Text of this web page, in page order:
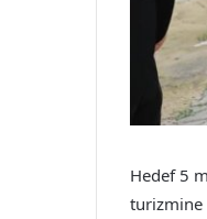
Hedef 5
turizmine